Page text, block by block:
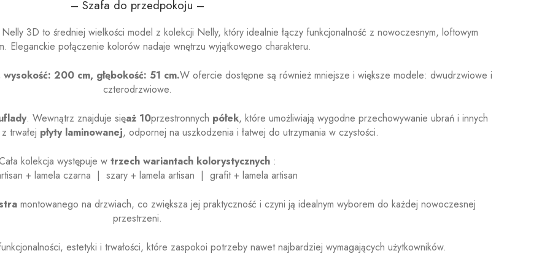
– Szafa do przedpokoju –
3D to średniej wielkości model z kolekcji Nelly, który idealnie łączy funkcjonalność z nowoczesnym, loftowym
Eleganckie połączenie kolorów nadaje wnętrzu wyjątkowego charakteru.
200 cm, głębokość: 51 cm.W ofercie dostępne są również mniejsze i większe modele: dwudrzwiowe i
czterodrzwiowe.
. Wewnątrz znajduje sięaż 10przestronnych półek, które umożliwiają wygodne przechowywanie ubrań i innych
trwałej płyty laminowanej, odpornej na uszkodzenia i łatwej do utrzymania w czystości.
kolekcja występuje w trzech wariantach kolorystycznych :
+ lamela czarna | szary + lamela artisan | grafit + lamela artisan
montowanego na drzwiach, co zwiększa jej praktyczność i czyni ją idealnym wyborem do każdej nowoczesnej
przestrzeni.
estetyki i trwałości, które zaspokoi potrzeby nawet najbardziej wymagających użytkowników.